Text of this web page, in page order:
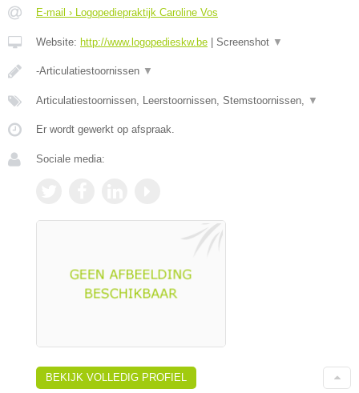
E-mail › Logopediepraktijk Caroline Vos
Website: http://www.logopedieskw.be Screenshot ▼
-Articulatiestoornissen ▼
Articulatiestoornissen, Leerstoornissen, Stemstoornissen, ▼
Er wordt gewerkt op afspraak.
Sociale media:
BEKIJK VOLLEDIG PROFIEL